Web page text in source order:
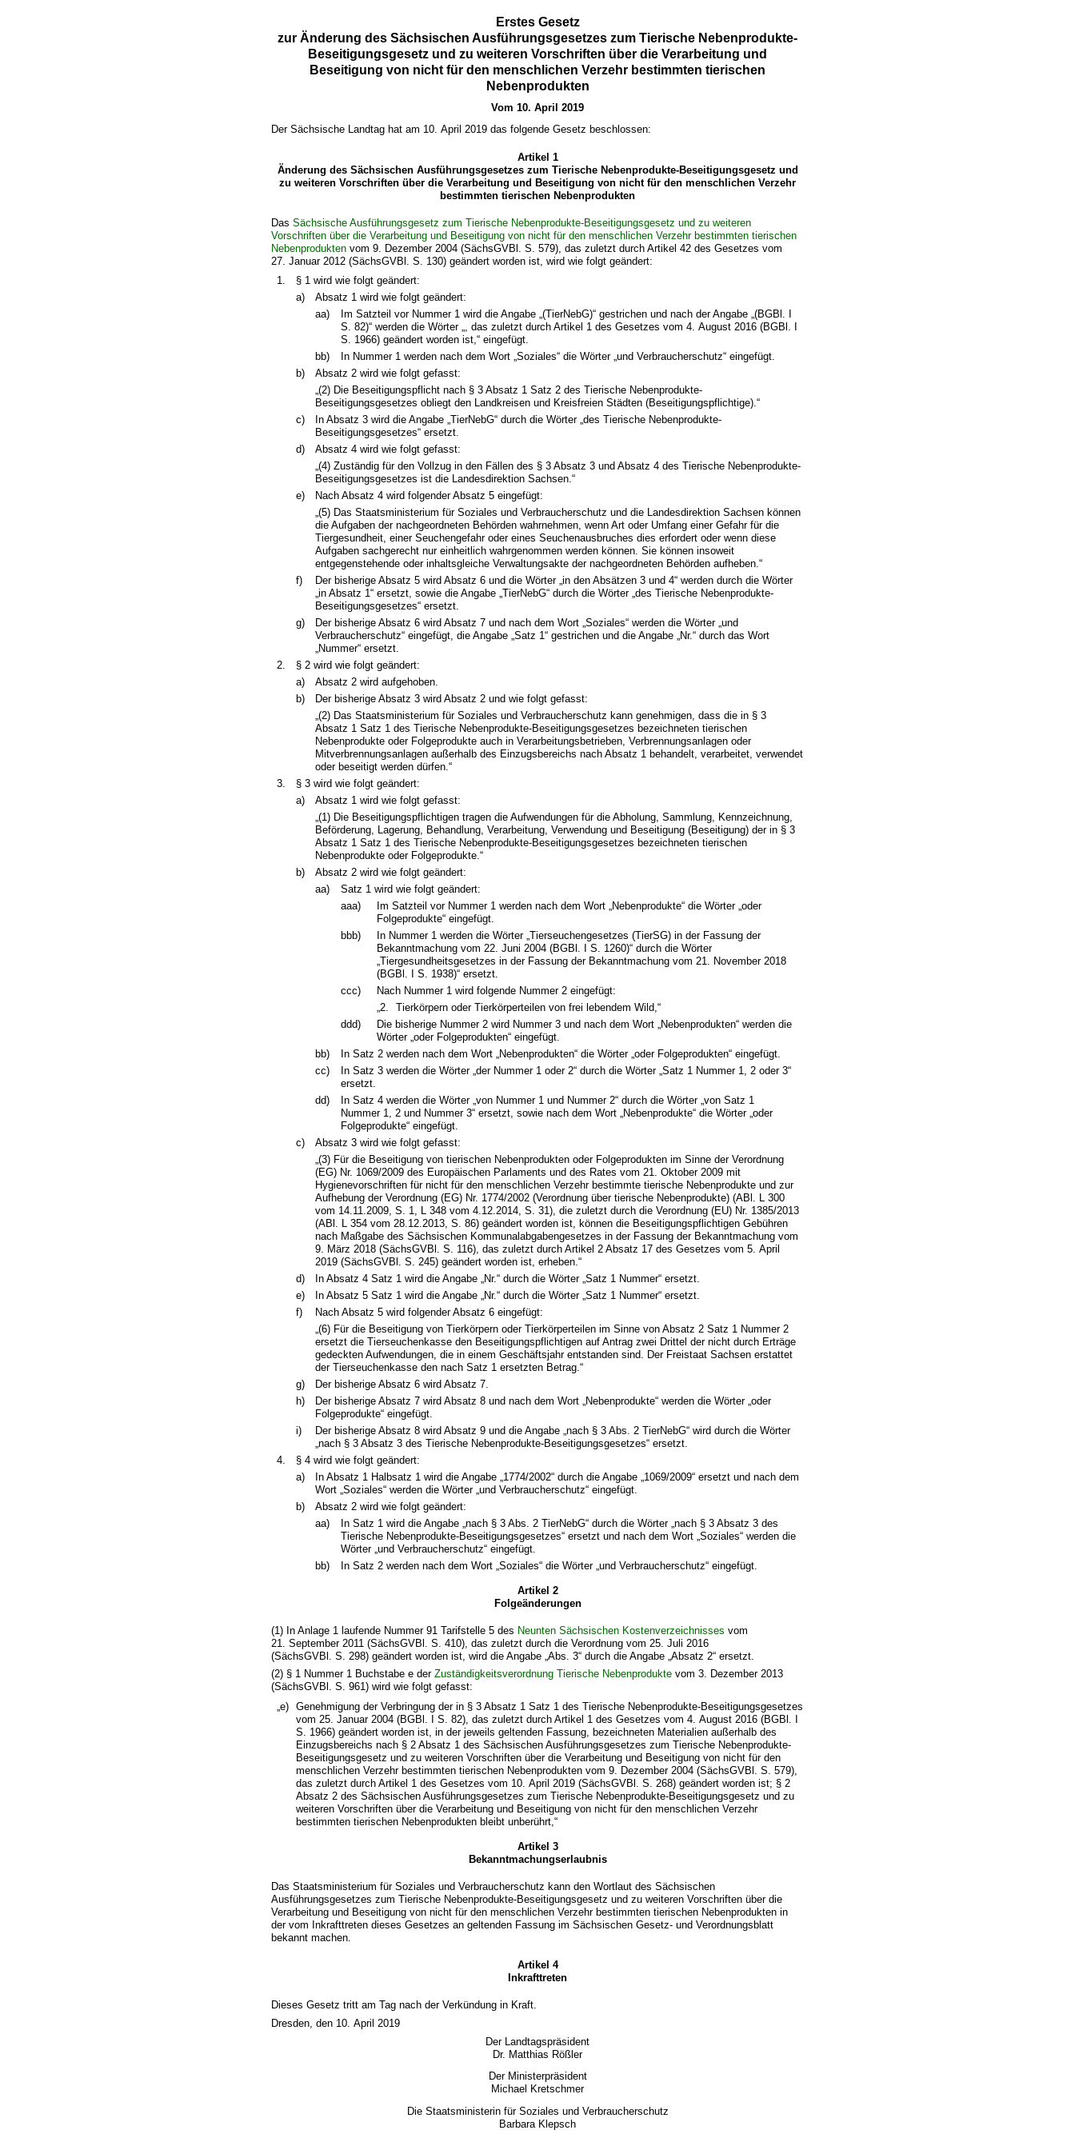
Erstes Gesetz
zur Änderung des Sächsischen Ausführungsgesetzes zum Tierische Nebenprodukte-
Beseitigungsgesetz und zu weiteren Vorschriften über die Verarbeitung und
Beseitigung von nicht für den menschlichen Verzehr bestimmten tierischen
Nebenprodukten
Vom 10. April 2019
Der Sächsische Landtag hat am 10. April 2019 das folgende Gesetz beschlossen:
Artikel 1
Änderung des Sächsischen Ausführungsgesetzes zum Tierische Nebenprodukte-Beseitigungsgesetz und
zu weiteren Vorschriften über die Verarbeitung und Beseitigung von nicht für den menschlichen Verzehr
bestimmten tierischen Nebenprodukten
DasSächsische Ausführungsgesetz zum Tierische Nebenprodukte-Beseitigungsgesetz und zu weiteren
Vorschriften über die Verarbeitung und Beseitigung von nicht für den menschlichen Verzehr bestimmten tierischen
Nebenprodukten vom 9. Dezember 2004 (SächsGVBl. S. 579), das zuletzt durch Artikel 42 des Gesetzes vom
27. Januar 2012 (SächsGVBl. S. 130) geändert worden ist, wird wie folgt geändert:
1.
§ 1 wird wie folgt geändert:
a)
Absatz 1 wird wie folgt geändert:
aa)
Im Satzteil vor Nummer 1 wird die Angabe „(TierNebG)“ gestrichen und nach der Angabe „(BGBl. I
S. 82)“ werden die Wörter „, das zuletzt durch Artikel 1 des Gesetzes vom 4. August 2016 (BGBl. I
S. 1966) geändert worden ist,“ eingefügt.
bb)
In Nummer 1 werden nach dem Wort „Soziales“ die Wörter „und Verbraucherschutz“ eingefügt.
b)
Absatz 2 wird wie folgt gefasst:
„(2) Die Beseitigungspflicht nach § 3 Absatz 1 Satz 2 des Tierische Nebenprodukte-
Beseitigungsgesetzes obliegt den Landkreisen und Kreisfreien Städten (Beseitigungspflichtige).“
c)
In Absatz 3 wird die Angabe „TierNebG“ durch die Wörter „des Tierische Nebenprodukte-
Beseitigungsgesetzes“ ersetzt.
d)
Absatz 4 wird wie folgt gefasst:
„(4) Zuständig für den Vollzug in den Fällen des § 3 Absatz 3 und Absatz 4 des Tierische Nebenprodukte-
Beseitigungsgesetzes ist die Landesdirektion Sachsen.“
e)
Nach Absatz 4 wird folgender Absatz 5 eingefügt:
„(5) Das Staatsministerium für Soziales und Verbraucherschutz und die Landesdirektion Sachsen können
die Aufgaben der nachgeordneten Behörden wahrnehmen, wenn Art oder Umfang einer Gefahr für die
Tiergesundheit, einer Seuchengefahr oder eines Seuchenausbruches dies erfordert oder wenn diese
Aufgaben sachgerecht nur einheitlich wahrgenommen werden können. Sie können insoweit
entgegenstehende oder inhaltsgleiche Verwaltungsakte der nachgeordneten Behörden aufheben.“
f)
Der bisherige Absatz 5 wird Absatz 6 und die Wörter „in den Absätzen 3 und 4“ werden durch die Wörter
„in Absatz 1“ ersetzt, sowie die Angabe „TierNebG“ durch die Wörter „des Tierische Nebenprodukte-
Beseitigungsgesetzes“ ersetzt.
g)
Der bisherige Absatz 6 wird Absatz 7 und nach dem Wort „Soziales“ werden die Wörter „und
Verbraucherschutz“ eingefügt, die Angabe „Satz 1“ gestrichen und die Angabe „Nr.“ durch das Wort
„Nummer“ ersetzt.
2.
§ 2 wird wie folgt geändert:
a)
Absatz 2 wird aufgehoben.
b)
Der bisherige Absatz 3 wird Absatz 2 und wie folgt gefasst:
„(2) Das Staatsministerium für Soziales und Verbraucherschutz kann genehmigen, dass die in § 3
Absatz 1 Satz 1 des Tierische Nebenprodukte-Beseitigungsgesetzes bezeichneten tierischen
Nebenprodukte oder Folgeprodukte auch in Verarbeitungsbetrieben, Verbrennungsanlagen oder
Mitverbrennungsanlagen außerhalb des Einzugsbereichs nach Absatz 1 behandelt, verarbeitet, verwendet
oder beseitigt werden dürfen.“
3.
§ 3 wird wie folgt geändert:
a)
Absatz 1 wird wie folgt gefasst:
„(1) Die Beseitigungspflichtigen tragen die Aufwendungen für die Abholung, Sammlung, Kennzeichnung,
Beförderung, Lagerung, Behandlung, Verarbeitung, Verwendung und Beseitigung (Beseitigung) der in § 3
Absatz 1 Satz 1 des Tierische Nebenprodukte-Beseitigungsgesetzes bezeichneten tierischen
Nebenprodukte oder Folgeprodukte.“
b)
Absatz 2 wird wie folgt geändert:
aa)
Satz 1 wird wie folgt geändert:
aaa)
Im Satzteil vor Nummer 1 werden nach dem Wort „Nebenprodukte“ die Wörter „oder
Folgeprodukte“ eingefügt.
bbb)
In Nummer 1 werden die Wörter „Tierseuchengesetzes (TierSG) in der Fassung der
Bekanntmachung vom 22. Juni 2004 (BGBl. I S. 1260)“ durch die Wörter
„Tiergesundheitsgesetzes in der Fassung der Bekanntmachung vom 21. November 2018
(BGBl. I S. 1938)“ ersetzt.
ccc)
Nach Nummer 1 wird folgende Nummer 2 eingefügt:
„2.
Tierkörpern oder Tierkörperteilen von frei lebendem Wild,“
ddd)
Die bisherige Nummer 2 wird Nummer 3 und nach dem Wort „Nebenprodukten“ werden die
Wörter „oder Folgeprodukten“ eingefügt.
bb)
In Satz 2 werden nach dem Wort „Nebenprodukten“ die Wörter „oder Folgeprodukten“ eingefügt.
cc)
In Satz 3 werden die Wörter „der Nummer 1 oder 2“ durch die Wörter „Satz 1 Nummer 1, 2 oder 3“
ersetzt.
dd)
In Satz 4 werden die Wörter „von Nummer 1 und Nummer 2“ durch die Wörter „von Satz 1
Nummer 1, 2 und Nummer 3“ ersetzt, sowie nach dem Wort „Nebenprodukte“ die Wörter „oder
Folgeprodukte“ eingefügt.
c)
Absatz 3 wird wie folgt gefasst:
„(3) Für die Beseitigung von tierischen Nebenprodukten oder Folgeprodukten im Sinne der Verordnung
(EG) Nr. 1069/2009 des Europäischen Parlaments und des Rates vom 21. Oktober 2009 mit
Hygienevorschriften für nicht für den menschlichen Verzehr bestimmte tierische Nebenprodukte und zur
Aufhebung der Verordnung (EG) Nr. 1774/2002 (Verordnung über tierische Nebenprodukte) (ABl. L 300
vom 14.11.2009, S. 1, L 348 vom 4.12.2014, S. 31), die zuletzt durch die Verordnung (EU) Nr. 1385/2013
(ABl. L 354 vom 28.12.2013, S. 86) geändert worden ist, können die Beseitigungspflichtigen Gebühren
nach Maßgabe des Sächsischen Kommunalabgabengesetzes in der Fassung der Bekanntmachung vom
9. März 2018 (SächsGVBl. S. 116), das zuletzt durch Artikel 2 Absatz 17 des Gesetzes vom 5. April
2019 (SächsGVBl. S. 245) geändert worden ist, erheben.“
d)
In Absatz 4 Satz 1 wird die Angabe „Nr.“ durch die Wörter „Satz 1 Nummer“ ersetzt.
e)
In Absatz 5 Satz 1 wird die Angabe „Nr.“ durch die Wörter „Satz 1 Nummer“ ersetzt.
f)
Nach Absatz 5 wird folgender Absatz 6 eingefügt:
„(6) Für die Beseitigung von Tierkörpern oder Tierkörperteilen im Sinne von Absatz 2 Satz 1 Nummer 2
ersetzt die Tierseuchenkasse den Beseitigungspflichtigen auf Antrag zwei Drittel der nicht durch Erträge
gedeckten Aufwendungen, die in einem Geschäftsjahr entstanden sind. Der Freistaat Sachsen erstattet
der Tierseuchenkasse den nach Satz 1 ersetzten Betrag.“
g)
Der bisherige Absatz 6 wird Absatz 7.
h)
Der bisherige Absatz 7 wird Absatz 8 und nach dem Wort „Nebenprodukte“ werden die Wörter „oder
Folgeprodukte“ eingefügt.
i)
Der bisherige Absatz 8 wird Absatz 9 und die Angabe „nach § 3 Abs. 2 TierNebG“ wird durch die Wörter
„nach § 3 Absatz 3 des Tierische Nebenprodukte-Beseitigungsgesetzes“ ersetzt.
4.
§ 4 wird wie folgt geändert:
a)
In Absatz 1 Halbsatz 1 wird die Angabe „1774/2002“ durch die Angabe „1069/2009“ ersetzt und nach dem
Wort „Soziales“ werden die Wörter „und Verbraucherschutz“ eingefügt.
b)
Absatz 2 wird wie folgt geändert:
aa)
In Satz 1 wird die Angabe „nach § 3 Abs. 2 TierNebG“ durch die Wörter „nach § 3 Absatz 3 des
Tierische Nebenprodukte-Beseitigungsgesetzes“ ersetzt und nach dem Wort „Soziales“ werden die
Wörter „und Verbraucherschutz“ eingefügt.
bb)
In Satz 2 werden nach dem Wort „Soziales“ die Wörter „und Verbraucherschutz“ eingefügt.
Artikel 2
Folgeänderungen
(1) In Anlage 1 laufende Nummer 91 Tarifstelle 5 des Neunten Sächsischen Kostenverzeichnisses vom
21. September 2011 (SächsGVBl. S. 410), das zuletzt durch die Verordnung vom 25. Juli 2016
(SächsGVBl. S. 298) geändert worden ist, wird die Angabe „Abs. 3“ durch die Angabe „Absatz 2“ ersetzt.
(2) § 1 Nummer 1 Buchstabe e derZuständigkeitsverordnung Tierische Nebenprodukte vom 3. Dezember 2013
(SächsGVBl. S. 961) wird wie folgt gefasst:
„e)
Genehmigung der Verbringung der in § 3 Absatz 1 Satz 1 des Tierische Nebenprodukte-Beseitigungsgesetzes
vom 25. Januar 2004 (BGBl. I S. 82), das zuletzt durch Artikel 1 des Gesetzes vom 4. August 2016 (BGBl. I
S. 1966) geändert worden ist, in der jeweils geltenden Fassung, bezeichneten Materialien außerhalb des
Einzugsbereichs nach § 2 Absatz 1 des Sächsischen Ausführungsgesetzes zum Tierische Nebenprodukte-
Beseitigungsgesetz und zu weiteren Vorschriften über die Verarbeitung und Beseitigung von nicht für den
menschlichen Verzehr bestimmten tierischen Nebenprodukten vom 9. Dezember 2004 (SächsGVBl. S. 579),
das zuletzt durch Artikel 1 des Gesetzes vom 10. April 2019 (SächsGVBl. S. 268) geändert worden ist; § 2
Absatz 2 des Sächsischen Ausführungsgesetzes zum Tierische Nebenprodukte-Beseitigungsgesetz und zu
weiteren Vorschriften über die Verarbeitung und Beseitigung von nicht für den menschlichen Verzehr
bestimmten tierischen Nebenprodukten bleibt unberührt,“
Artikel 3
Bekanntmachungserlaubnis
Das Staatsministerium für Soziales und Verbraucherschutz kann den Wortlaut des Sächsischen
Ausführungsgesetzes zum Tierische Nebenprodukte-Beseitigungsgesetz und zu weiteren Vorschriften über die
Verarbeitung und Beseitigung von nicht für den menschlichen Verzehr bestimmten tierischen Nebenprodukten in
der vom Inkrafttreten dieses Gesetzes an geltenden Fassung im Sächsischen Gesetz- und Verordnungsblatt
bekannt machen.
Artikel 4
Inkrafttreten
Dieses Gesetz tritt am Tag nach der Verkündung in Kraft.
Dresden, den 10. April 2019
Der Landtagspräsident
Dr. Matthias Rößler
Der Ministerpräsident
Michael Kretschmer
Die Staatsministerin für Soziales und Verbraucherschutz
Barbara Klepsch